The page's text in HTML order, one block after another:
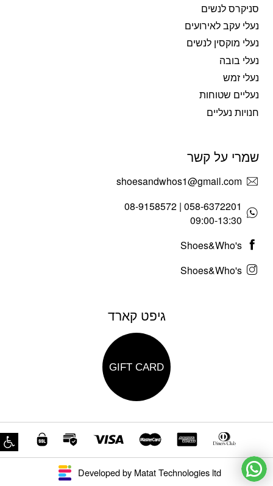
סניקרס לנשים
נעלי עקב לאירועים
נעלי מוקסין לנשים
נעלי בובה
נעלי זמש
נעליים שטוחות
חנויות נעליים
שמרי על קשר
shoesandwhos1@gmail.com
058-6372201 | 08-9158572
09:00-13:30
Shoes&Who's
Shoes&Who's
גיפט קארד
GIFT CARD
Developed by Matat Technologies ltd